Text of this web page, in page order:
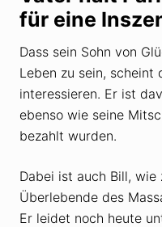
für eine
Dass sein Sohn von
Leben zu sein, scheint
interessieren. Er ist
ebenso wie seine
bezahlt wurden.
Dabei ist auch Bill, wie
Überlebende des
Er leidet noch heute